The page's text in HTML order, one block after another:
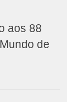
aos 88
de